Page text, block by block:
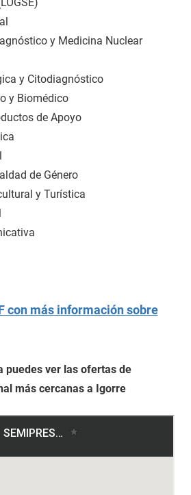
y Medicina Nuclear
y Citodiagnóstico
y Biomédico
de Apoyo
de Género
y Turística
con más información sobre
puedes ver las ofertas de
más cercanas a Igorre